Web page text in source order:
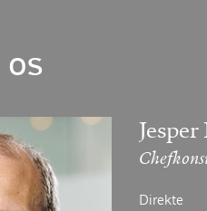
Direkte